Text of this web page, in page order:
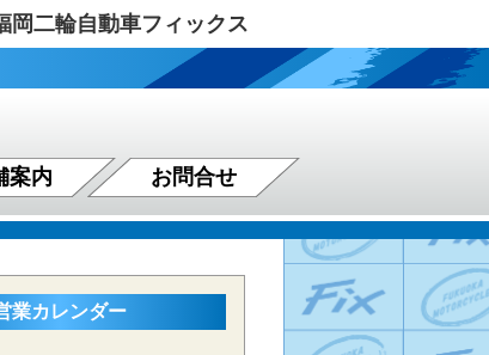
岡二輪自動車フィックス
案内 お問合せ
業カレンダー